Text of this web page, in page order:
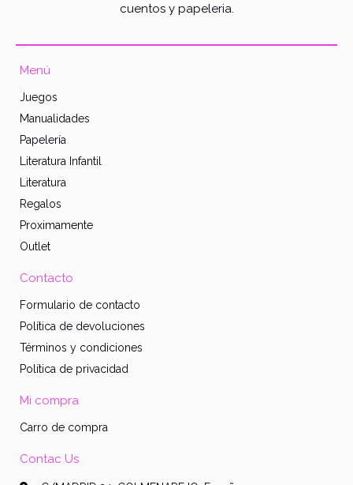
cuentos y papeleria.
Menú
Juegos
Manualidades
Papelería
Literatura Infantil
Literatura
Regalos
Proximamente
Outlet
Contacto
Formulario de contacto
Política de devoluciones
Términos y condiciones
Política de privacidad
Mi compra
Carro de compra
Contac Us